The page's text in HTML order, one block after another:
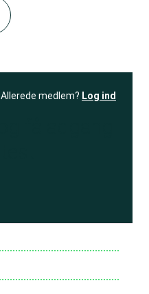
Allerede medlem? Log ind